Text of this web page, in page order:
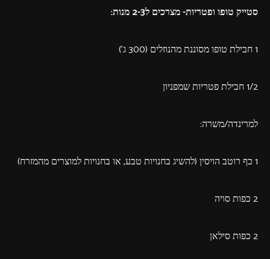
סטייק טופו ופטריות- מצרכים ל2-3 מנות:
1 חבילת טופו מסוננת מהנוזלים (300 ג')
1/2 חבילת פטריות שמפניון
למרינדה/משרה:
1 כף רוטב הויסין (להשיג בחנויות טבע, או בחנויות למוצרים מהמזרח)
2 כפות סויה
2 כפות סילאן